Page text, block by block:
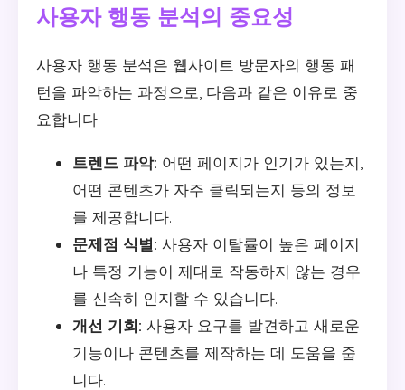
사용자 행동 분석의 중요성
사용자 행동 분석은 웹사이트 방문자의 행동 패
턴을 파악하는 과정으로, 다음과 같은 이유로 중
요합니다:
트렌드 파악: 어떤 페이지가 인기가 있는지,
어떤 콘텐츠가 자주 클릭되는지 등의 정보
를 제공합니다.
문제점 식별: 사용자 이탈률이 높은 페이지
나 특정 기능이 제대로 작동하지 않는 경우
를 신속히 인지할 수 있습니다.
개선 기회: 사용자 요구를 발견하고 새로운
기능이나 콘텐츠를 제작하는 데 도움을 줍
니다.